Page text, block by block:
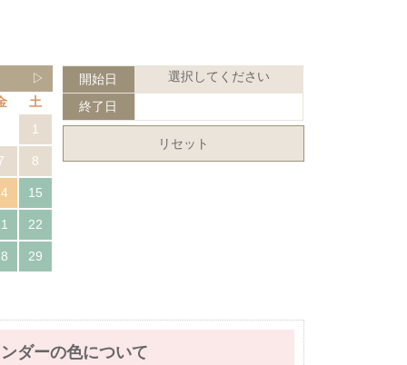
▷
土
1
8
15
22
29
開始日 選択してください
終了日
リセット
ダーの色について